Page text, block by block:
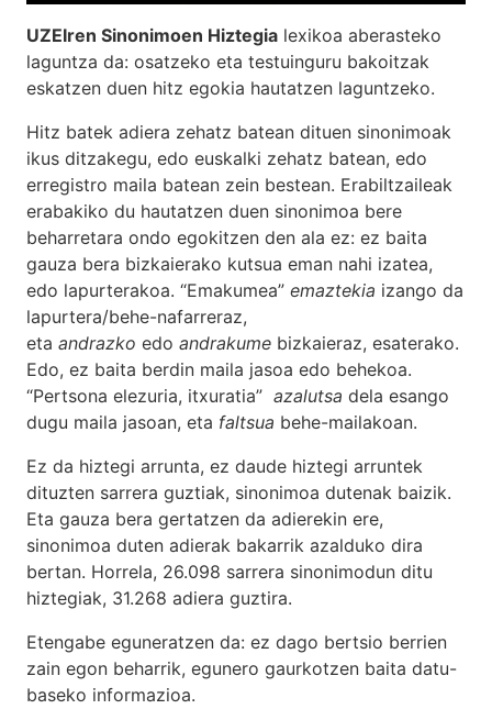
UZEIren Sinonimoen Hiztegia lexikoa aberasteko
laguntza da: osatzeko eta testuinguru bakoitzak
eskatzen duen hitz egokia hautatzen laguntzeko.
Hitz batek adiera zehatz batean dituen sinonimoak
ikus ditzakegu, edo euskalki zehatz batean, edo
erregistro maila batean zein bestean. Erabiltzaileak
erabakiko du hautatzen duen sinonimoa bere
beharretara ondo egokitzen den ala ez: ez baita
gauza bera bizkaierako kutsua eman nahi izatea,
edo lapurterakoa. “Emakumea” emaztekia izango da
lapurtera/behe-nafarreraz,
eta andrazko edo andrakume bizkaieraz, esaterako.
Edo, ez baita berdin maila jasoa edo behekoa.
“Pertsona elezuria, itxuratia” azalutsa dela esango
dugu maila jasoan, eta faltsua behe-mailakoan.
Ez da hiztegi arrunta, ez daude hiztegi arruntek
dituzten sarrera guztiak, sinonimoa dutenak baizik.
Eta gauza bera gertatzen da adierekin ere,
sinonimoa duten adierak bakarrik azalduko dira
bertan. Horrela, 26.098 sarrera sinonimodun ditu
hiztegiak, 31.268 adiera guztira.
Etengabe eguneratzen da: ez dago bertsio berrien
zain egon beharrik, egunero gaurkotzen baita datu-
baseko informazioa.